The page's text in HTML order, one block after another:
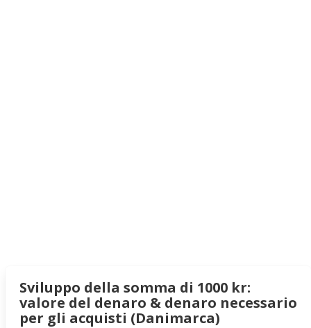
Sviluppo della somma di 1000 kr:
valore del denaro & denaro necessario
per gli acquisti (Danimarca)